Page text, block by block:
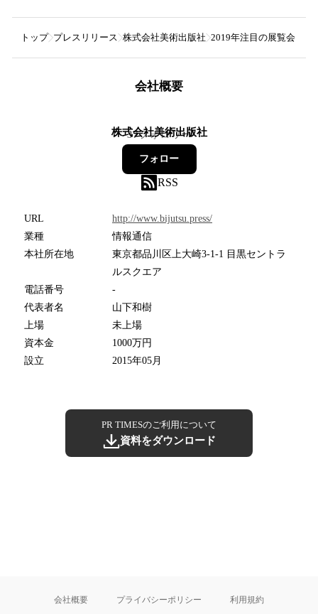
トップ プレスリリース 株式会社美術出版社 2019年注目の展覧会「
会社概要
株式会社美術出版社
37フォロワー
フォロー
RSS
URL
http://www.bijutsu.press/
業種
情報通信
本社所在地
東京都品川区上大崎3-1-1 目黒セントラ
ルスクエア
電話番号
-
代表者名
山下和樹
上場
未上場
資本金
1000万円
設立
2015年05月
PR TIMESのご利用について
資料をダウンロード
会社概要 プライバシーポリシー 利用規約